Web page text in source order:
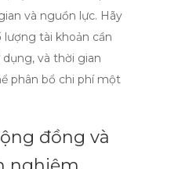
và nguồn lực. Hãy
lượng tài khoản cần
và thời gian
phân bổ chi phí một
đồng và